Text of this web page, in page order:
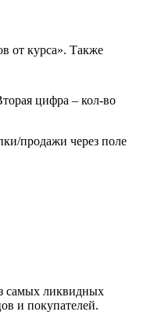
от курса». Также
цифра – кол-во
продажи через поле
самых ликвидных
и покупателей.